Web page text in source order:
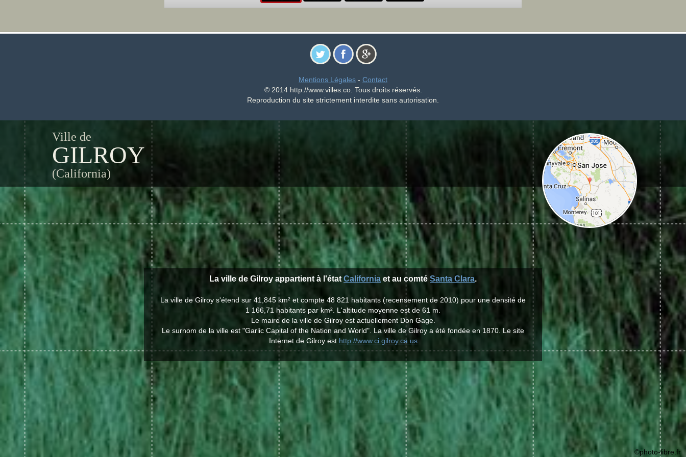
Mentions Légales - Contact
© 2014 http://www.villes.co. Tous droits réservés.
Reproduction du site strictement interdite sans autorisation.
Ville de
GILROY
(California)
La ville de Gilroy appartient à l'état California et au comté Santa Clara.
La ville de Gilroy s'étend sur 41,845 km² et compte 48 821 habitants (recensement de 2010) pour une densité de
1 166,71 habitants par km². L'altitude moyenne est de 61 m.
Le maire de la ville de Gilroy est actuellement Don Gage.
Le surnom de la ville est "Garlic Capital of the Nation and World". La ville de Gilroy a été fondée en 1870. Le site
Internet de Gilroy est http://www.ci.gilroy.ca.us
©photo-libre.fr